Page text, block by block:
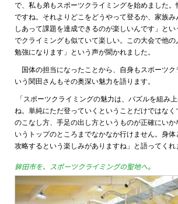
で、私も弟もスポーツクライミングを始めました
ですね。それよりどこをどうやって登るか、家族
しあって課題を達成できるのが楽しいんです」とい
でクライミングも似ていて楽しい。この大会で他
勉強になります」という声が聞かれました。
国体の担当になったことから、自身もスポーツク
いう関田さんもその奥深い魅力を語ります。
「スポーツクライミングの魅力は、パズルを組み
ね。単純にただ登っていくということだけではな
のこなし方、手足の出し方というものが正確にいか
いうトップのところまでなかなか行けません。身
攻略するという楽しみがありますね」と語ってくれ
鉾田市を、スポーツクライミングの聖地へ。